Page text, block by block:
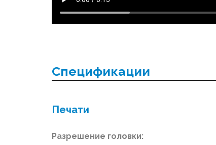
Спецификации
Печати
Разрешение головки: